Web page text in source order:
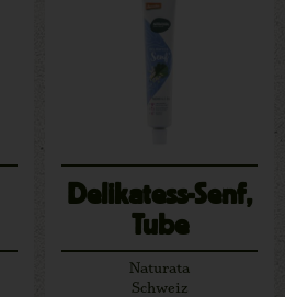
Delikatess-Senf,
Tube
Naturata
Schweiz